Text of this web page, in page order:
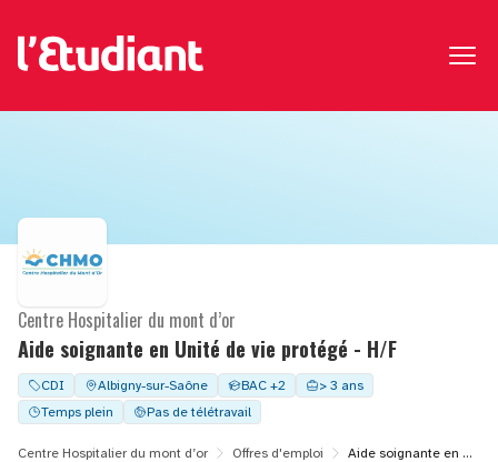
Aide soignante en Unité de vie protégé - H/F
Centre Hospitalier du mont d’or
CDI Albigny-sur-Saône BAC +2
> 3 ans
Temps plein
Pas de télétravail
Centre Hospitalier du mont d’or Offres d'emploi Aide soignante en Unité de vie protégé - H/F